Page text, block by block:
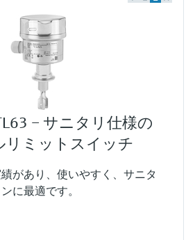
– サニタリ仕様の
リミットスイッチ
があり、使いやすく、サニタ
に最適です。